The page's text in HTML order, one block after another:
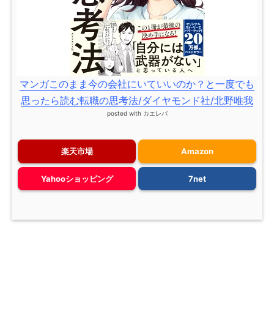
マンガこのまま今の会社にいていいのか？と一度でも
思ったら読む転職の思考法/ダイヤモンド社/北野唯我
posted with カエレバ
楽天市場 Amazon
Yahooショッピング 7net